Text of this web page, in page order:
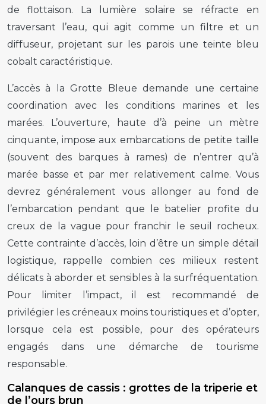
de flottaison. La lumière solaire se réfracte en
traversant l’eau, qui agit comme un filtre et un
diffuseur, projetant sur les parois une teinte bleu
cobalt caractéristique.
L’accès à la Grotte Bleue demande une certaine
coordination avec les conditions marines et les
marées. L’ouverture, haute d’à peine un mètre
cinquante, impose aux embarcations de petite taille
(souvent des barques à rames) de n’entrer qu’à
marée basse et par mer relativement calme. Vous
devrez généralement vous allonger au fond de
l’embarcation pendant que le batelier profite du
creux de la vague pour franchir le seuil rocheux.
Cette contrainte d’accès, loin d’être un simple détail
logistique, rappelle combien ces milieux restent
délicats à aborder et sensibles à la surfréquentation.
Pour limiter l’impact, il est recommandé de
privilégier les créneaux moins touristiques et d’opter,
lorsque cela est possible, pour des opérateurs
engagés dans une démarche de tourisme
responsable.
Calanques de cassis : grottes de la triperie et
de l’ours brun